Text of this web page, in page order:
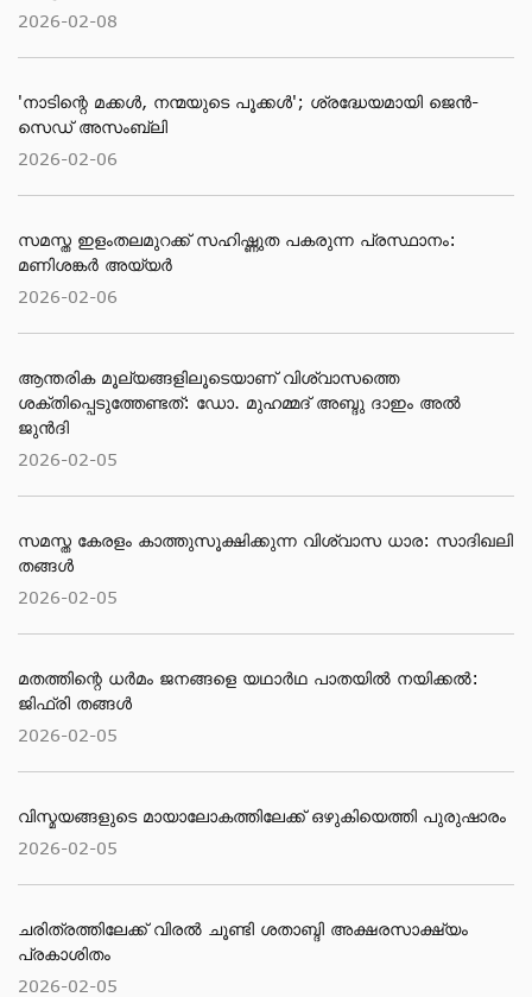
2026-02-08
'നാടിന്റെ മക്കള്‍, നന്മയുടെ പൂക്കള്‍'; ശ്രദ്ധേയമായി ജെന്‍-
സെഡ് അസംബ്ലി
2026-02-06
സമസ്ത ഇളംതലമുറക്ക് സഹിഷ്ണുത പകരുന്ന പ്രസ്ഥാനം:
മണിശങ്കർ അയ്യർ
2026-02-06
ആന്തരിക മൂല്യങ്ങളിലൂടെയാണ് വിശ്വാസത്തെ
ശക്തിപ്പെടുത്തേണ്ടത്: ഡോ. മുഹമ്മദ് അബ്ദു ദാഇം അല്‍
ജുന്‍ദി
2026-02-05
സമസ്ത കേരളം കാത്തുസൂക്ഷിക്കുന്ന വിശ്വാസ ധാര: സാദിഖലി
തങ്ങൾ
2026-02-05
മതത്തിന്റെ ധര്‍മം ജനങ്ങളെ യഥാര്‍ഥ പാതയില്‍ നയിക്കല്‍:
ജിഫ്‌രി തങ്ങള്‍
2026-02-05
വിസ്മയങ്ങളുടെ മായാലോകത്തിലേക്ക് ഒഴുകിയെത്തി പുരുഷാരം
2026-02-05
ചരിത്രത്തിലേക്ക് വിരൽ ചൂണ്ടി ശതാബ്ദി അക്ഷരസാക്ഷ്യം
പ്രകാശിതം
2026-02-05